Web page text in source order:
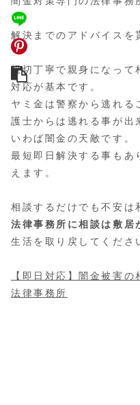
し、
解決までのアドバイスを
親切丁寧で親身になって
対応が基本です。
ヤミ金は警察から逃れる
護士からは逃れる事が出
いわば闇金の天敵です。
最短即日解決する事もあ
えます。
相談するだけでも不安は
法律事務所に相談は敷居
生活を取り戻してくださ
【即日対応】 闇金被害の
法律事務所